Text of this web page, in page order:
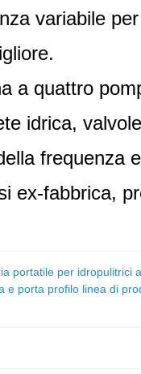
variabile
a quattro
idrica,
frequenza
ex-fabbrica,
portatile per idropulitrici
e porta profilo linea di